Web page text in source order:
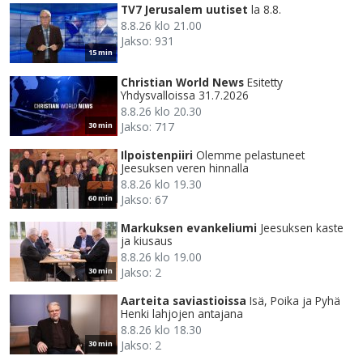
15 min
TV7 Jerusalem uutiset la 8.8.
8.8.26 klo 21.00
Jakso: 931
30 min
Christian World News Esitetty
Yhdysvalloissa 31.7.2026
8.8.26 klo 20.30
Jakso: 717
60 min
Ilpoistenpiiri Olemme pelastuneet
Jeesuksen veren hinnalla
8.8.26 klo 19.30
Jakso: 67
30 min
Markuksen evankeliumi Jeesuksen kaste
ja kiusaus
8.8.26 klo 19.00
Jakso: 2
30 min
Aarteita saviastioissa Isä, Poika ja Pyhä
Henki lahjojen antajana
8.8.26 klo 18.30
Jakso: 2